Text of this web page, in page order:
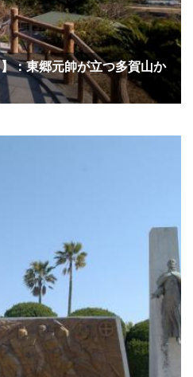
：東郷元帥が立つ多賀山か